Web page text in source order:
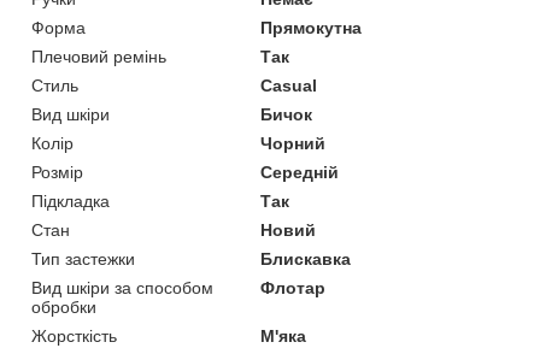
Форма
Прямокутна
Плечовий ремінь
Так
Стиль
Casual
Вид шкіри
Бичок
Колір
Чорний
Розмір
Середній
Підкладка
Так
Стан
Новий
Тип застежки
Блискавка
Вид шкіри за способом
обробки
Флотар
Жорсткість
М'яка